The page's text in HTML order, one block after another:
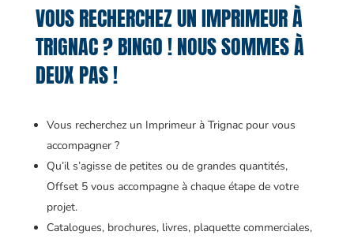
VOUS RECHERCHEZ UN IMPRIMEUR À
TRIGNAC ? BINGO ! NOUS SOMMES À
DEUX PAS !
Vous recherchez un Imprimeur à Trignac pour vous
accompagner ?
Qu’il s’agisse de petites ou de grandes quantités,
Offset 5 vous accompagne à chaque étape de votre
projet.
Catalogues, brochures, livres, plaquette commerciales,